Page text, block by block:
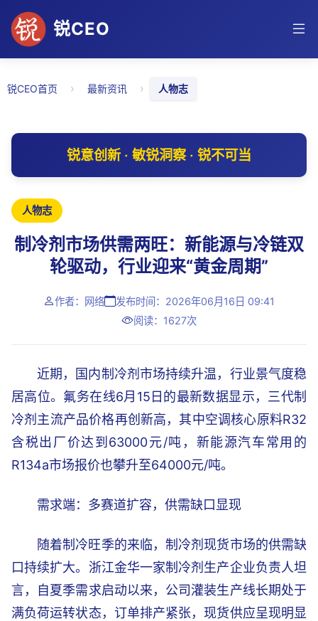
锐CEO
锐CEO首页 › 最新资讯 › 人物志
锐意创新 · 敏锐洞察 · 锐不可当
人物志
制冷剂市场供需两旺：新能源与冷链双
轮驱动，行业迎来“黄金周期”
作者：网络
发布时间：2026年06月16日 09:41
阅读：1627次
近期，国内制冷剂市场持续升温，行业景气度稳
居高位。氟务在线6月15日的最新数据显示，三代制
冷剂主流产品价格再创新高，其中空调核心原料R32
含税出厂价达到63000元/吨，新能源汽车常用的
R134a市场报价也攀升至64000元/吨。
需求端：多赛道扩容，供需缺口显现
随着制冷旺季的来临，制冷剂现货市场的供需缺
口持续扩大。浙江金华一家制冷剂生产企业负责人坦
言，自夏季需求启动以来，公司灌装生产线长期处于
满负荷运转状态，订单排产紧张，现货供应呈现明显